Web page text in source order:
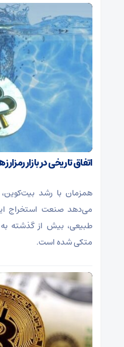
اتفاق تاریخی در بازار
همزمان با رشد
می‌دهد صنعت استخراج این
طبیعی، بیش از گذشته به
متکی شده است.